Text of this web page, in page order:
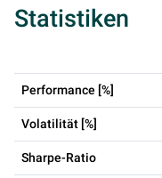
Statistiken
Performance [%]
Volatilität [%]
Sharpe-Ratio